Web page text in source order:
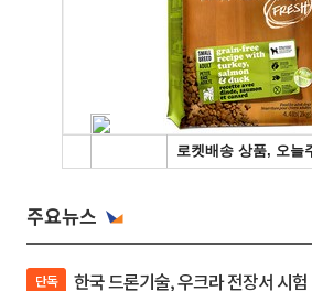
주요뉴스
단독